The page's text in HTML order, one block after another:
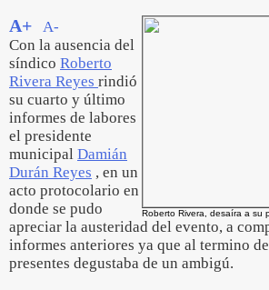
Roberto Rivera, desaíra a su
A+
A-
Con la ausencia del
síndico Roberto
Rivera Reyes rindió
su cuarto y último
informes de labores
el presidente
municipal Damián
Durán Reyes , en un
acto protocolario en
donde se pudo
apreciar la austeridad del evento, a
informes anteriores ya que al termino
presentes degustaba de un ambigú.